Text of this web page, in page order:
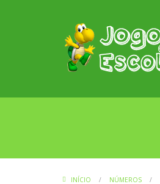
INÍCIO / NÚMEROS /